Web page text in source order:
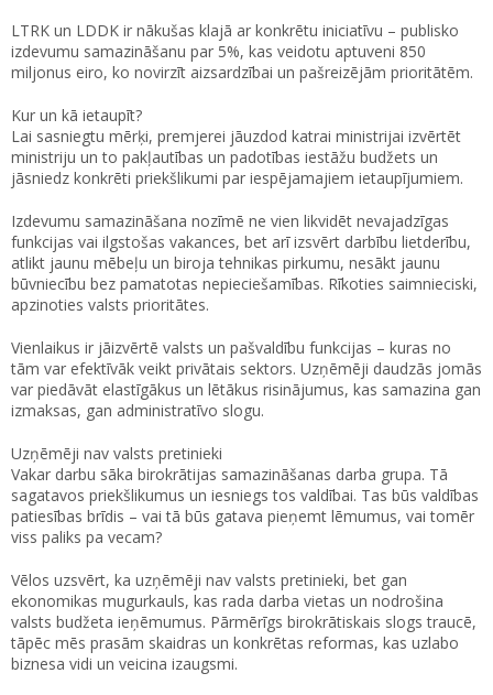
LTRK un LDDK ir nākušas klajā ar konkrētu iniciatīvu – publisko
izdevumu samazināšanu par 5%, kas veidotu aptuveni 850
miljonus eiro, ko novirzīt aizsardzībai un pašreizējām prioritātēm.
Kur un kā ietaupīt?
Lai sasniegtu mērķi, premjerei jāuzdod katrai ministrijai izvērtēt
ministriju un to pakļautības un padotības iestāžu budžets un
jāsniedz konkrēti priekšlikumi par iespējamajiem ietaupījumiem.
Izdevumu samazināšana nozīmē ne vien likvidēt nevajadzīgas
funkcijas vai ilgstošas vakances, bet arī izsvērt darbību lietderību,
atlikt jaunu mēbeļu un biroja tehnikas pirkumu, nesākt jaunu
būvniecību bez pamatotas nepieciešamības. Rīkoties saimnieciski,
apzinoties valsts prioritātes.
Vienlaikus ir jāizvērtē valsts un pašvaldību funkcijas – kuras no
tām var efektīvāk veikt privātais sektors. Uzņēmēji daudzās jomās
var piedāvāt elastīgākus un lētākus risinājumus, kas samazina gan
izmaksas, gan administratīvo slogu.
Uzņēmēji nav valsts pretinieki
Vakar darbu sāka birokrātijas samazināšanas darba grupa. Tā
sagatavos priekšlikumus un iesniegs tos valdībai. Tas būs valdības
patiesības brīdis – vai tā būs gatava pieņemt lēmumus, vai tomēr
viss paliks pa vecam?
Vēlos uzsvērt, ka uzņēmēji nav valsts pretinieki, bet gan
ekonomikas mugurkauls, kas rada darba vietas un nodrošina
valsts budžeta ieņēmumus. Pārmērīgs birokrātiskais slogs traucē,
tāpēc mēs prasām skaidras un konkrētas reformas, kas uzlabo
biznesa vidi un veicina izaugsmi.